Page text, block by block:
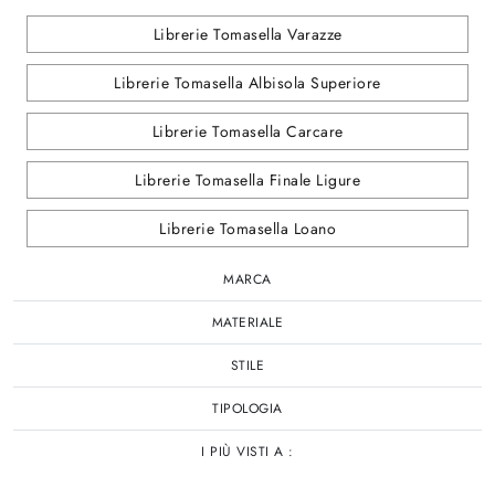
Librerie Tomasella Varazze
Librerie Tomasella Albisola Superiore
Librerie Tomasella Carcare
Librerie Tomasella Finale Ligure
Librerie Tomasella Loano
MARCA
MATERIALE
STILE
TIPOLOGIA
I PIÙ VISTI A :